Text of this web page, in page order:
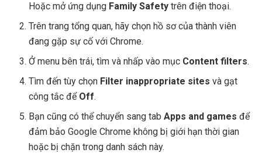
Hoặc mở ứng dụng Family Safety trên điện thoại.
Trên trang tổng quan, hãy chọn hồ sơ của thành viên
đang gặp sự cố với Chrome.
Ở menu bên trái, tìm và nhấp vào mục Content filters.
Tìm đến tùy chọn Filter inappropriate sites và gạt
công tắc để Off.
Bạn cũng có thể chuyển sang tabApps and games để
đảm bảo Google Chrome không bị giới hạn thời gian
hoặc bị chặn trong danh sách này.